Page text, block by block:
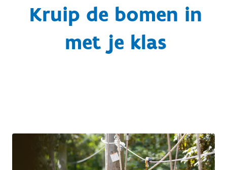
Kruip de bomen in
met je klas